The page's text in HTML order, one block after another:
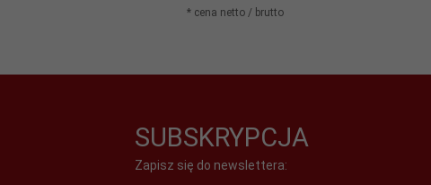
* cena netto / brutto
SUBSKRYPCJA
Zapisz się do newslettera: